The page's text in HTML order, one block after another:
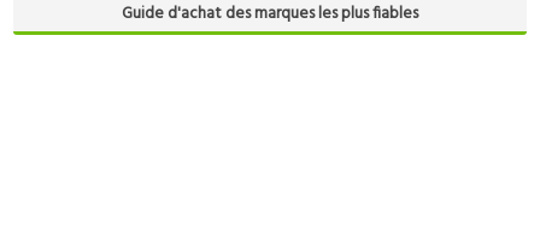
Guide d'achat des marques les plus fiables